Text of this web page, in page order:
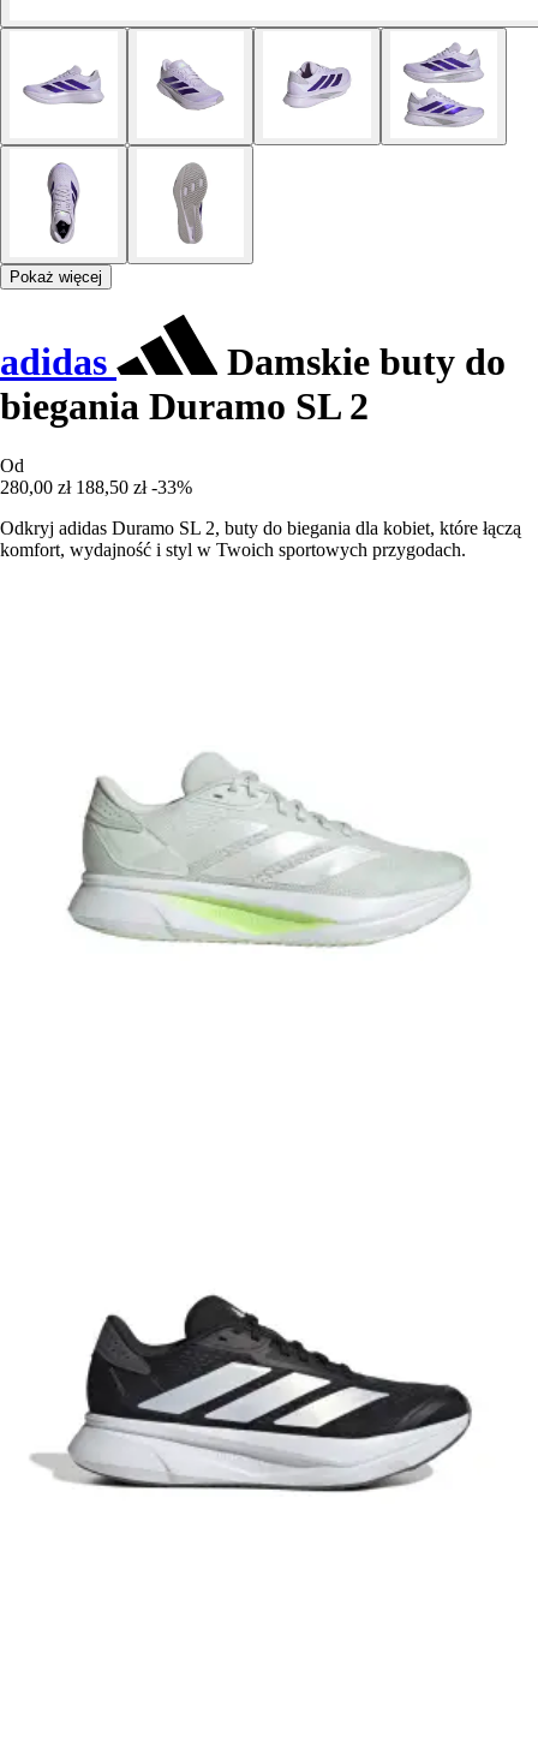
Pokaż więcej
adidas
Damskie buty do
biegania Duramo SL 2
Od
280,00 zł 188,50 zł -33%
Odkryj adidas Duramo SL 2, buty do biegania dla kobiet, które łączą
komfort, wydajność i styl w Twoich sportowych przygodach.